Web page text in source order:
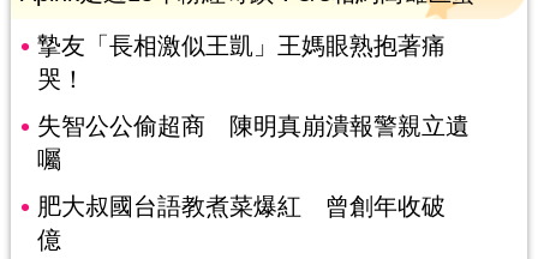
摯友「長相激似王凱」王媽眼熟抱著痛
哭！
失智公公偷超商 陳明真崩潰報警親立遺
囑
肥大叔國台語教煮菜爆紅 曾創年收破
億